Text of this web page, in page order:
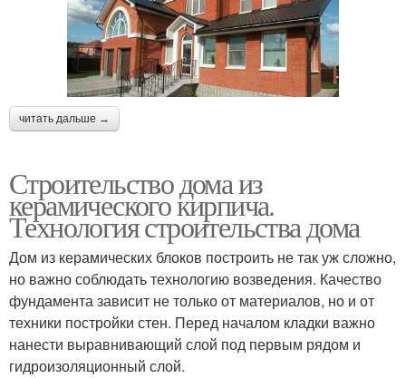
читать дальше →
Строительство дома из
керамического кирпича.
Технология строительства дома
Дом из керамических блоков построить не так уж сложно,
но важно соблюдать технологию возведения. Качество
фундамента зависит не только от материалов, но и от
техники постройки стен. Перед началом кладки важно
нанести выравнивающий слой под первым рядом и
гидроизоляционный слой.